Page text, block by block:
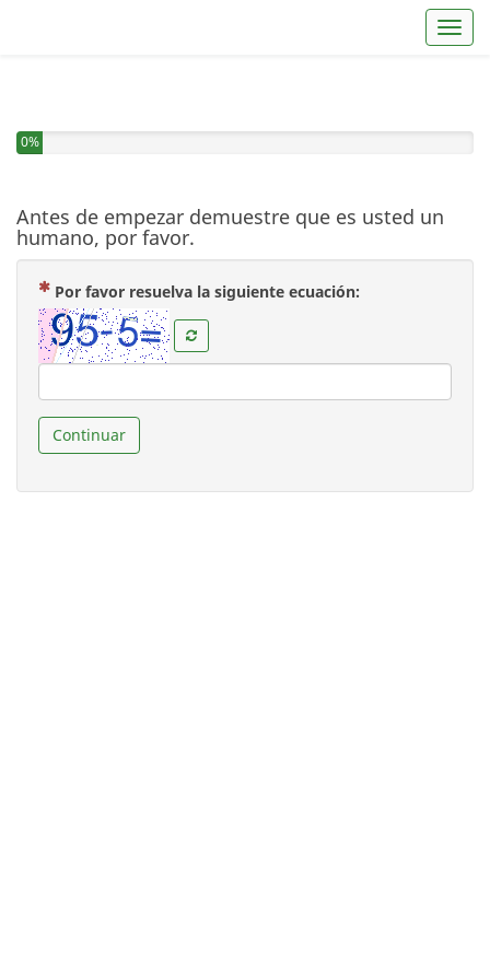
0%
Antes de empezar demuestre que es usted un
humano, por favor.
Por favor resuelva la siguiente ecuación:( Obligatoria )
Continuar